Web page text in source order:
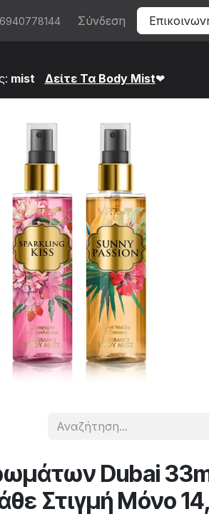
6940778144 Σύνδεση
mist Δείτε Τα Bod​y Mist❤
Dubai
Στιγμή Μόνο